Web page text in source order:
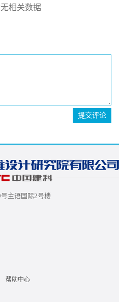
相关数据
提交评论
主语国际2号楼
帮助中心